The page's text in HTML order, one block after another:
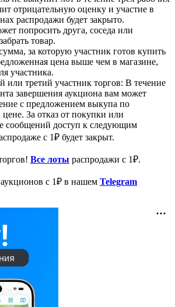
отрицательную оценку и участие в
распродажи будет закрыто.
попросить друга, соседа или
товар.
за которую участник готов купить
цена выше чем в магазине,
участника.
или третий участник торгов: В течение
завершения аукциона вам может
с предложением выкупа по
За отказ от покупки или
сообщений доступ к следующим
с 1₽ будет закрыт.
Все лоты распродажи с 1₽.
с 1₽ в нашем Telegram